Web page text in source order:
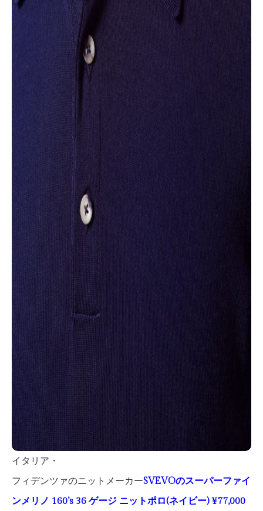
イタリア・
フィデンツァのニットメーカーSVEVOのスーパーファイ
ンメリノ 160’s 36 ゲージ ニットポロ(ネイビー) ¥77,000